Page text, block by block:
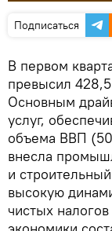
Подписаться
В первом
превысил
Основным
услуг,
объема ВВП
внесла
и
высокую
чистых